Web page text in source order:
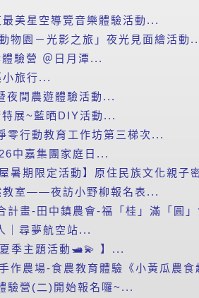
最美星空導覽音樂體驗活動...
物園－光影之旅」夜光見面繪活動
驗營 ＠日月潭...
小旅行...
夜間農遊體驗活動...
展~藍晒DIY活動...
零行動教育工作坊第三梯次...
中嘉集團家庭日...
暑期限定活動】原住民族文化親子
教室——夜訪小野柳報名表...
計畫-田中鎮農會-福「桂」滿「圓
｜尋夢航空站...
季主題活動🛥️💫 】...
作農場-食農教育體驗《小黃瓜農食
驗營(二)開始報名囉~...